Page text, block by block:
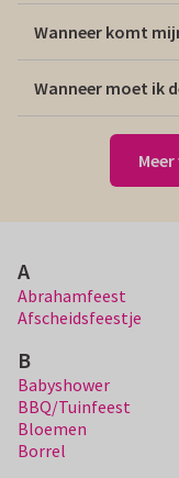
Wanneer komt
Wanneer moet ik
A
Abrahamfeest
Afscheidsfeestje
B
Babyshower
BBQ/Tuinfeest
Bloemen
Borrel